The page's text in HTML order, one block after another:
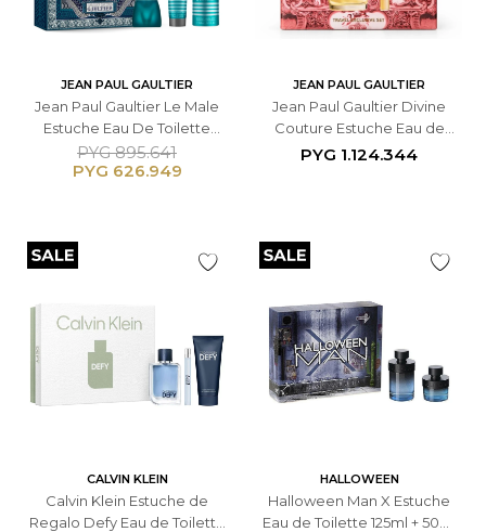
JEAN PAUL GAULTIER
Jean Paul Gaultier Le Male
Estuche Eau De Toilette
125ml + Gel de Ducha 75ml +
Desodorante 150ml -
PYG 626.949
PYG 895.641
JEAN PAUL GAULTIER
Jean Paul Gaultier Divine
Couture Estuche Eau de
Parfum 100ml + 10ml -
PYG 1.124.344
CALVIN KLEIN
Calvin Klein Estuche de
Regalo Defy Eau de Toilette
HALLOWEEN
Halloween Man X Estuche
Eau de Toilette 125ml + 50ml